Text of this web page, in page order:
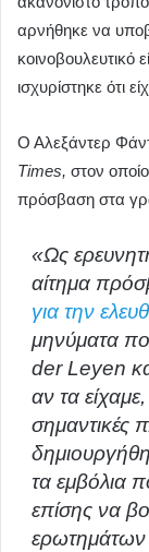
αρνήθηκε να
κοινοβουλευτικό
ισχυρίστηκε ότι
Ο Αλεξάντερ
Times, στον
πρόσβαση στα
«Ως
αίτημα
για την
μηνύματα
der Leyen
αν τα
σημαντικές
τα εμβόλια
επίσης να
ερωτημάτων